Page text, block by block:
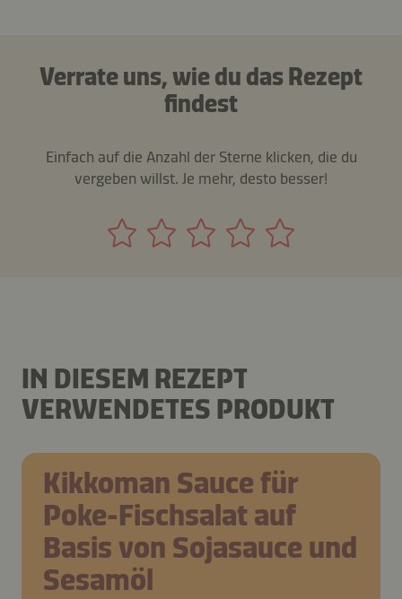
Verrate uns, wie du das Rezept
findest
Einfach auf die Anzahl der Sterne klicken, die du
vergeben willst. Je mehr, desto besser!
IN DIESEM REZEPT
VERWENDETES PRODUKT
Kikkoman Sauce für
Poke-Fischsalat auf
Basis von Sojasauce und
Sesamöl